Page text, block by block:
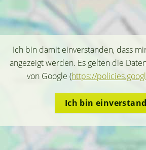
Ich bin damit einverstanden, dass
angezeigt werden. Es gelten die
von Google (https://
Ich bin